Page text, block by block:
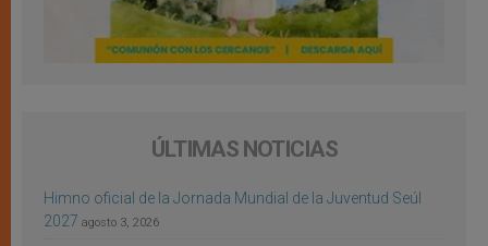
ÚLTIMAS NOTICIAS
Himno oficial de la Jornada Mundial de la Juventud Seúl
2027 agosto 3, 2026